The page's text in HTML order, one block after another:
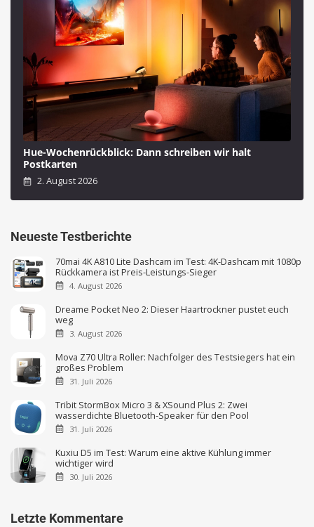
Hue-Wochenrückblick: Dann schreiben wir halt
Postkarten
2. August 2026
Neueste Testberichte
70mai 4K A810 Lite Dashcam im Test: 4K-Dashcam mit 1080p
Rückkamera ist Preis-Leistungs-Sieger
4. August 2026
Dreame Pocket Neo 2: Dieser Haartrockner pustet euch
weg
3. August 2026
Mova Z70 Ultra Roller: Nachfolger des Testsiegers hat ein
großes Problem
31. Juli 2026
Tribit StormBox Micro 3 & XSound Plus 2: Zwei
wasserdichte Bluetooth-Speaker für den Pool
31. Juli 2026
Kuxiu D5 im Test: Warum eine aktive Kühlung immer
wichtiger wird
30. Juli 2026
Letzte Kommentare